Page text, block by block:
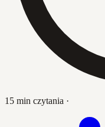
15 min czytania ·